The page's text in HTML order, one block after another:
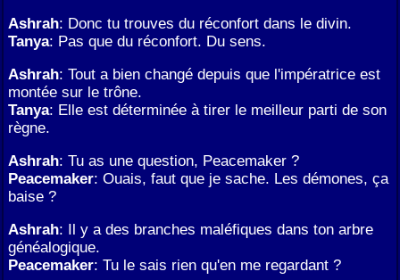
Ashrah: Donc tu trouves du réconfort dans le divin.
Tanya: Pas que du réconfort. Du sens.
Ashrah: Tout a bien changé depuis que l'impératrice est
montée sur le trône.
Tanya: Elle est déterminée à tirer le meilleur parti de son
règne.
Ashrah: Tu as une question, Peacemaker ?
Peacemaker: Ouais, faut que je sache. Les démones, ça
baise ?
Ashrah: Il y a des branches maléfiques dans ton arbre
généalogique.
Peacemaker: Tu le sais rien qu'en me regardant ?